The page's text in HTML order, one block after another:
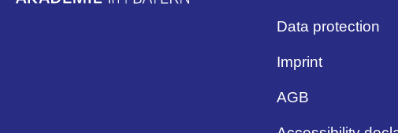
Data protection
Imprint
AGB